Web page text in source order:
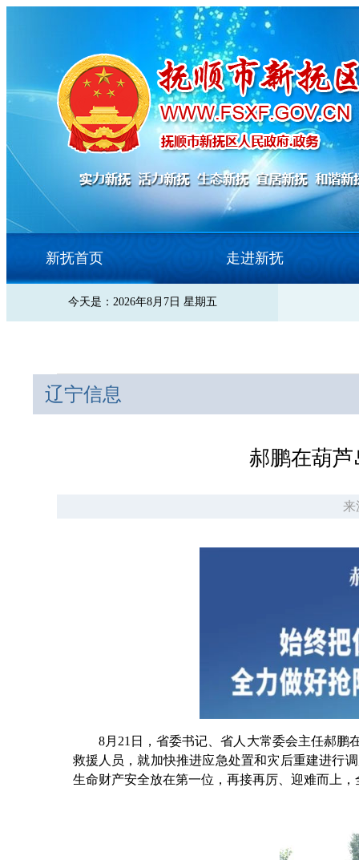
新抚首页 走进新抚
今天是：2026年8月7日 星期五
辽宁信息
郝鹏在葫
来
8月21日，省委书记、省人大常委会主任郝鹏
救援人员，就加快推进应急处置和灾后重建进行
生命财产安全放在第一位，再接再厉、迎难而上